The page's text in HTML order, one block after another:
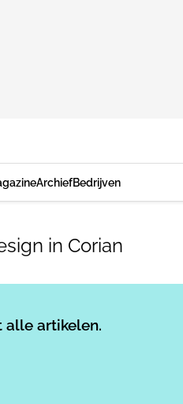
ArchiefBedrijven
in Corian
alle artikelen.